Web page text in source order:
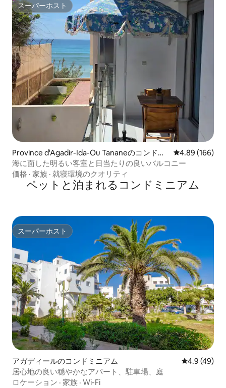
スーパーホスト
スーパーホスト
Province d'Agadir-Ida-Ou Tananeのコンドミ
ニアム
レビュー166
4.89 (166)
海に面した明るい客室と日当たりの良いバルコニー
価格 · 家族 · 就寝環境のクオリティ
ペットと泊まれるコンドミニアム
スーパーホスト
スーパーホスト
アガディールのコンドミニアム レビュー49
4.9 (49)
居心地の良い穏やかなアパート、駐車場、庭
ロケーション · 家族 · Wi-Fi